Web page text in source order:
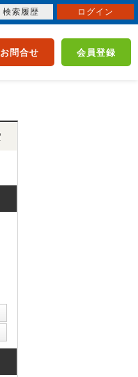
お問合せ 会員登録
検索履歴 ログイン